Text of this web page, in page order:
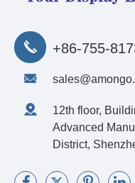
+86-755-
12th floor,
Advanced
District,